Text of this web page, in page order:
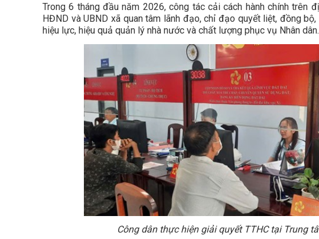
Trong 6 tháng đầu năm 2026, công tác cải cách hành chính
HĐND và UBND xã quan tâm lãnh đạo, chỉ đạo quyết liệt, đồng
hiệu lực, hiệu quả quản lý nhà nước và chất lượng phục vụ Nhân dân.
Công dân thực hiện giải quyết TTHC tại Trung